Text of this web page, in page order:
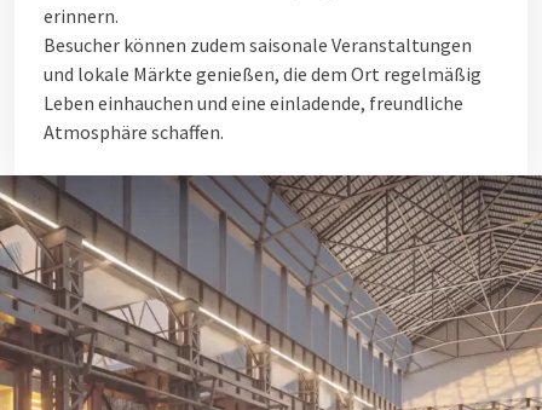
erinnern.
Besucher können zudem saisonale Veranstaltungen
und lokale Märkte genießen, die dem Ort regelmäßig
Leben einhauchen und eine einladende, freundliche
Atmosphäre schaffen.